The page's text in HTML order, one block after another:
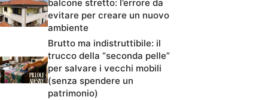
balcone stretto: l’errore da
evitare per creare un nuovo
ambiente
Brutto ma indistruttibile: il
trucco della “seconda pelle”
per salvare i vecchi mobili
(senza spendere un
patrimonio)